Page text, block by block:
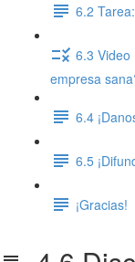
6.2
6.3 Video
empresa
6.4
6.5
¡Gracias!